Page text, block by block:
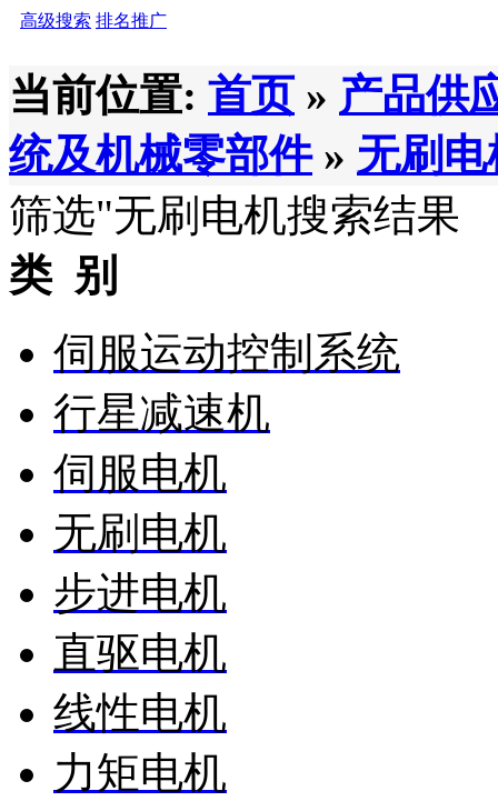
高级搜索 排名推广
当前位置: 首页 » 产品供
统及机械零部件» 无刷电
筛选"无刷电机搜索结果
类 别
伺服运动控制系统
行星减速机
伺服电机
无刷电机
步进电机
直驱电机
线性电机
力矩电机